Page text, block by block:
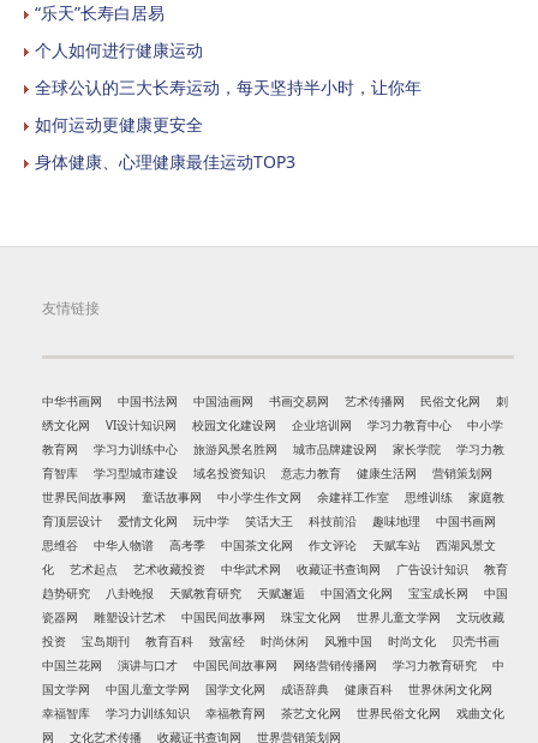
“乐天”长寿白居易
个人如何进行健康运动
全球公认的三大长寿运动，每天坚持半小时，让你年
如何运动更健康更安全
身体健康、心理健康最佳运动TOP3
友情链接
中华书画网 中国书法网 中国油画网 书画交易网 艺术传播网 民俗文化网
刺
绣文化网
VI设计知识网 校园文化建设网 企业培训网 学习力教育中心
中小学
教育网
学习力训练中心 旅游风景名胜网 城市品牌建设网 家长学院
学习力教
育智库
学习型城市建设 域名投资知识 意志力教育 健康生活网
营销策划网
世界民间故事网
童话故事网 中小学生作文网 余建祥工作室 思维训练
家庭教
育顶层设计
爱情文化网 玩中学 笑话大王 科技前沿 趣味地理
中国书画网
思维谷
中华人物谱 高考季 中国茶文化网 作文评论 天赋车站
西湖风景文
化
艺术起点 艺术收藏投资 中华武术网 收藏证书查询网 广告设计知识
教育
趋势研究
八卦晚报 天赋教育研究 天赋邂逅 中国酒文化网 宝宝成长网
中国
瓷器网
雕塑设计艺术 中国民间故事网 珠宝文化网 世界儿童文学网
文玩收藏
投资
宝岛期刊 教育百科 致富经 时尚休闲 风雅中国 时尚文化
贝壳书画
中国兰花网
演讲与口才 中国民间故事网 网络营销传播网 学习力教育研究
中
国文学网
中国儿童文学网 国学文化网 成语辞典 健康百科
世界休闲文化网
幸福智库
学习力训练知识 幸福教育网 茶艺文化网 世界民俗文化网
戏曲文化
网
文化艺术传播 收藏证书查询网 世界营销策划网